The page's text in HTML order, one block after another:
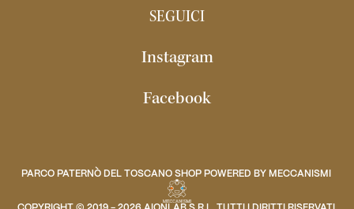
SEGUICI
Instagram
Facebook
PARCO PATERNÒ DEL TOSCANO SHOP POWERED BY MECCANISMI